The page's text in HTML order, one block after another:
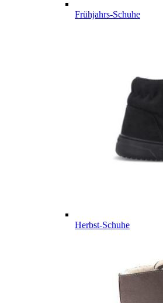
Frühjahrs-Schuhe
Herbst-Schuhe